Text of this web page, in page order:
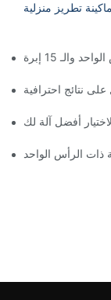
ماكينة تطريز منزلية
15 إبرة
نتائج احترافية
أفضل آلة لك
ذات الرأس الواحد